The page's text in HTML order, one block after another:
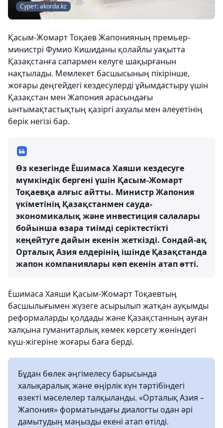
Сурет: akorda.kz
Қасым-Жомарт Тоқаев Жапонияның премьер-
министрі Фумио Кишиданы қолайлы уақытта
Қазақстанға сапармен келуге шақырғанын
нақтылады. Мемлекет басшысының пікірінше,
жоғары деңгейдегі кездесулерді ұйымдастыру үшін
Қазақстан мен Жапония арасындағы
ынтымақтастықтың қазіргі ахуалы мен әлеуетінің
берік негізі бар.
Өз кезегінде Ёшимаса Хаяши кездесуге
мүмкіндік бергені үшін Қасым-Жомарт
Тоқаевқа алғыс айтты. Министр Жапония
үкіметінің Қазақстанмен сауда-
экономикалық және инвестиция салалары
бойынша өзара тиімді серіктестікті
кеңейтуге дайын екенін жеткізді. Сондай-ақ
Орталық Азия елдерінің ішінде Қазақстанда
жапон компаниялары көп екенін атап өтті.
Ёшимаса Хаяши Қасым-Жомарт Тоқаевтың
басшылығымен жүзеге асырылып жатқан ауқымды
реформаларды қолдады және Қазақстанның ауған
халқына гуманитарлық көмек көрсету жөніндегі
күш-жігеріне жоғары баға берді.
Бұдан бөлек әңгімелесу барысында
халықаралық және өңірлік күн тәртібіндегі
өзекті мәселелер талқыланды. «Орталық Азия –
Жапония» форматындағы диалогты одан әрі
дамытудың маңызды екені атап өтілді.